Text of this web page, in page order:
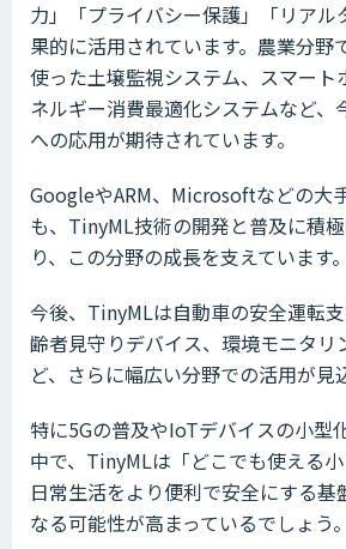
力」「プライバシー保護」「リアル
果的に活用されています。農業分野
使った土壌監視システム、スマート
ネルギー消費最適化システムなど、
への応用が期待されています。
GoogleやARM、Microsoftなどの大
も、TinyML技術の開発と普及に積
り、この分野の成長を支えています。
今後、TinyMLは自動車の安全運転
齢者見守りデバイス、環境モニタリ
ど、さらに幅広い分野での活用が見
特に5Gの普及やIoTデバイスの小型
中で、TinyMLは「どこでも使える小
日常生活をより便利で安全にする基
なる可能性が高まっているでしょう。